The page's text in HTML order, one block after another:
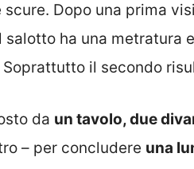
Dopo una prima
salotto ha una metratura
Soprattutto il secondo
da un tavolo, due
– per concludere una